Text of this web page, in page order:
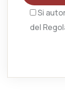
Si
del